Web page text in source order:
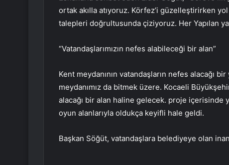
ortak akılla atıyoruz. Körfez’i güzelleştirirken yol
talepleri doğrultusunda çiziyoruz. Her Yapılan
“Vatandaşlarımızın nefes alabileceği bir alan”
Kent meydanının vatandaşların nefes alacağı
meydanımız da bitmek üzere. Kocaeli
alacağı bir alan haline gelecek. proje içerisinde
oyun alanlarıyla oldukça keyifli hale geldi.
Başkan Söğüt, vatandaşlara belediyeye olan